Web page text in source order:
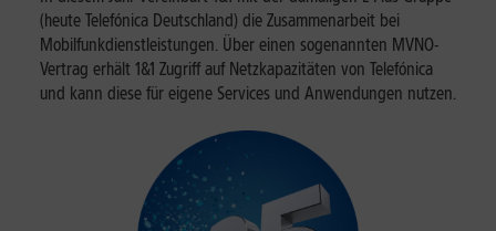
(heute Telefónica Deutschland) die Zusammenarbeit bei
Mobilfunkdienstleistungen. Über einen sogenannten MVNO-
Vertrag erhält 1&1 Zugriff auf Netzkapazitäten von Telefónica
und kann diese für eigene Services und Anwendungen nutzen.